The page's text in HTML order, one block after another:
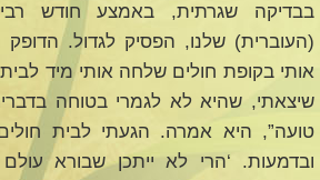
בבדיקה שגרתית, באמצע חודש
(העוברית) שלנו, הפסיק לגדול.
אותי בקופת חולים שלחה אותי מיד
שיצאתי, שהיא לא לגמרי בטוחה
טועה”, היא אמרה. הגעתי לבית
ובדמעות. ‘הרי לא ייתכן שבורא